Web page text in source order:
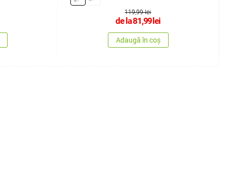
119,99 lei
de la81,99lei
Adaugă în coș